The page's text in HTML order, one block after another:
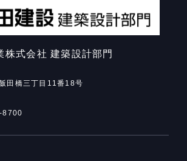
株式会社建築設計部門
田橋三丁目11番18号
8700